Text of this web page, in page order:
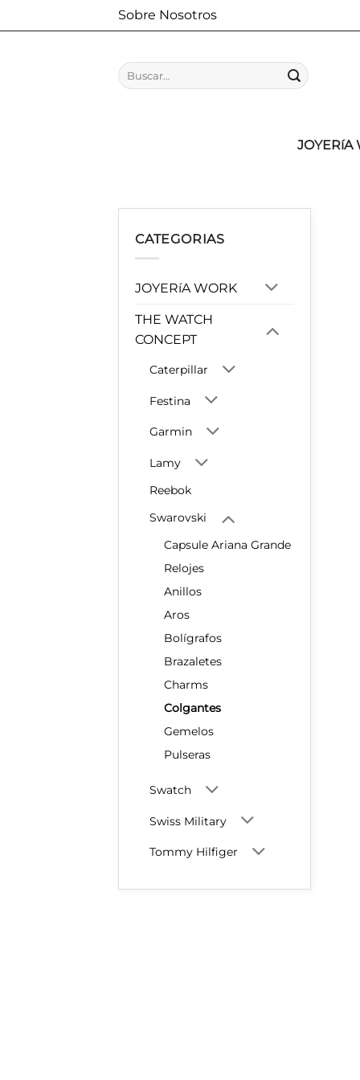
al
Sobre Nosotros
Buscar
por:
JOYERíA
CATEGORIAS
JOYERíA WORK
THE WATCH
CONCEPT
Caterpillar
Festina
Garmin
Lamy
Reebok
Swarovski
Capsule Ariana Grande
Relojes
Anillos
Aros
Bolígrafos
Brazaletes
Charms
Colgantes
Gemelos
Pulseras
Swatch
Swiss Military
Tommy Hilfiger